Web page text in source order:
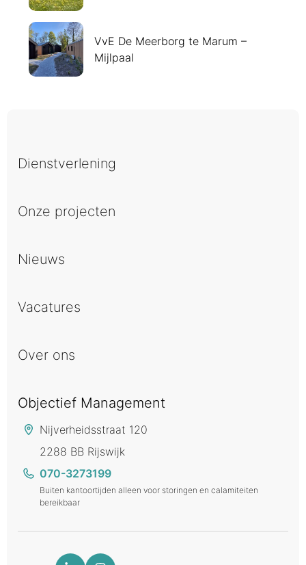
VvE De Meerborg te Marum –
Mijlpaal
Dienstverlening
Onze projecten
Nieuws
Vacatures
Over ons
Objectief Management
Nijverheidsstraat 120
2288 BB Rijswijk
070-3273199
Buiten kantoortijden alleen voor storingen en calamiteiten
bereikbaar